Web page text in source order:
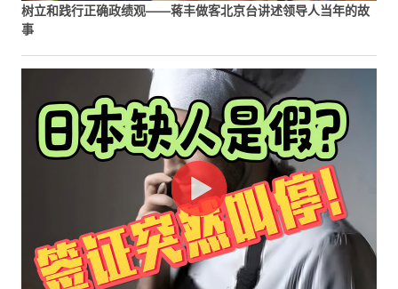
树立和践行正确政绩观——蒋丰做客北京台讲述领导人当年的故
事